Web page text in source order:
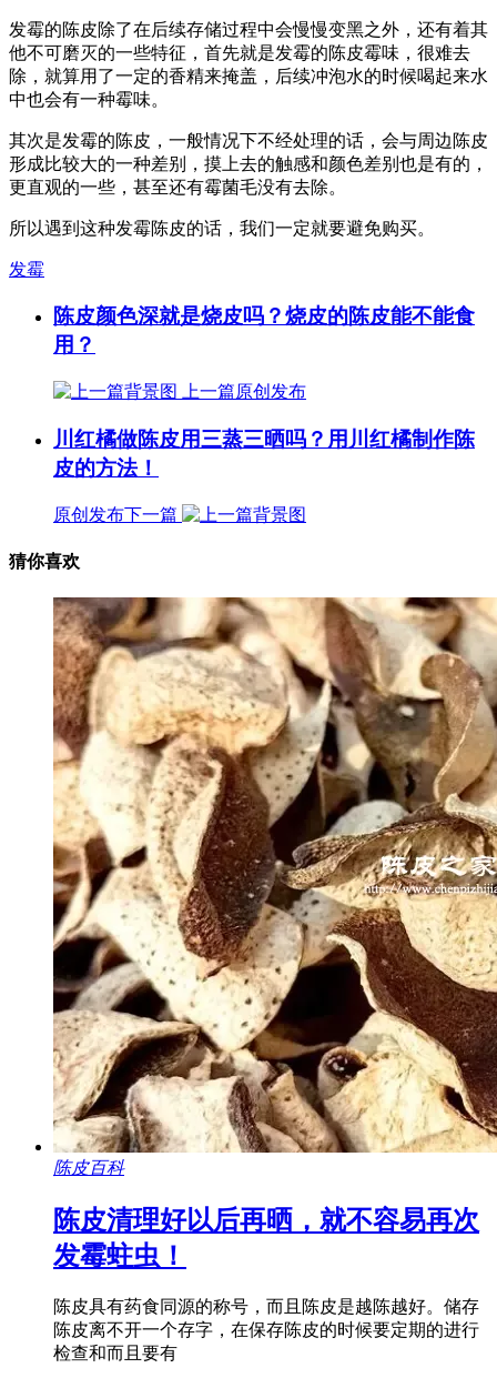
发霉的陈皮除了在后续存储过程中会慢慢变黑之外，还有着其
他不可磨灭的一些特征，首先就是发霉的陈皮霉味，很难去
除，就算用了一定的香精来掩盖，后续冲泡水的时候喝起来水
中也会有一种霉味。
其次是发霉的陈皮，一般情况下不经处理的话，会与周边陈皮
形成比较大的一种差别，摸上去的触感和颜色差别也是有的，
更直观的一些，甚至还有霉菌毛没有去除。
所以遇到这种发霉陈皮的话，我们一定就要避免购买。
发霉
陈皮颜色深就是烧皮吗？烧皮的陈皮能不能食
用？
上一篇原创发布
川红橘做陈皮用三蒸三晒吗？用川红橘制作陈
皮的方法！
原创发布下一篇
猜你喜欢
陈皮百科
陈皮清理好以后再晒，就不容易再次
发霉蛀虫！
陈皮具有药食同源的称号，而且陈皮是越陈越好。储存
陈皮离不开一个存字，在保存陈皮的时候要定期的进行
检查和而且要有